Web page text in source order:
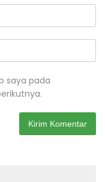
saya pada